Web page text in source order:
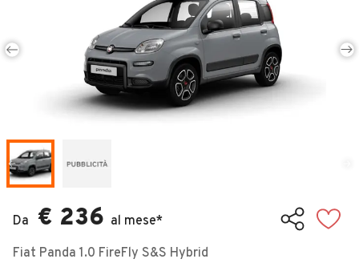
Noleggio a lungo termine
Auto d'epoca
Camper
Veicoli Commerciali
Concessionari
Da € 236 al mese*
Fiat Panda 1.0 FireFly S&S Hybrid